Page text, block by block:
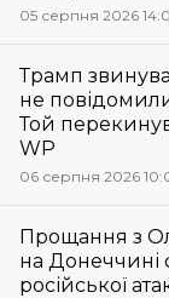
05 серпня 2026
Трамп
не
Той
WP
06 серпня 2026
Прощання з
на Донеччині
російської